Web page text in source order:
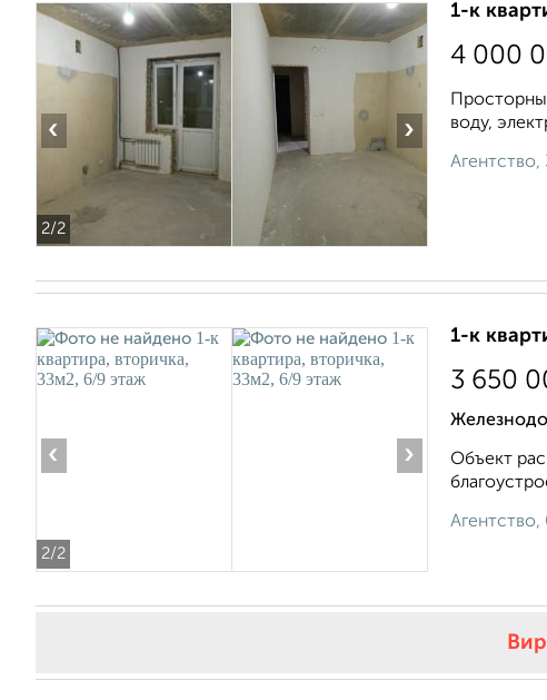
2/2
‹ ›
1-к
4 000
вoду,
Агентство,
2/2
‹ ›
1-к
3 650
Объект